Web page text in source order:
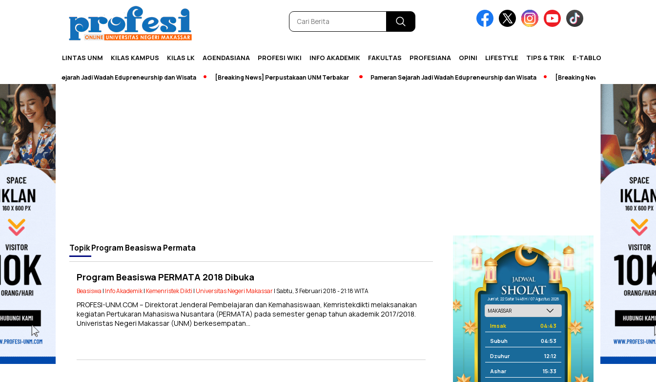
LINTAS UNM KILAS KAMPUS KILAS LK AGENDASIANA PROFESI WIKI INFO AKADEMIK FAKULTAS PROFESIANA OPINI LIFESTYLE TIPS & TRIK E-TABLOID
Pameran Sejarah Jadi Wadah Edupreneurship dan Wisata [Breaking News] Perpustakaan UNM Terbakar Pameran Sejarah Jadi Wadah Edupreneurship dan Wisata [Breaking News] Perpustakaan UNM
TopikProgram Beasiswa Permata
Program Beasiswa PERMATA 2018 Dibuka
Beasiswa | Info Akademik| Kemenristek Dikti | Universitas Negeri Makassar| Sabtu, 3 Februari 2018 - 21:18 WITA
PROFESI-UNM.COM – Direktorat Jenderal Pembelajaran dan Kemahasiswaan, Kemristekdikti melaksanakan
kegiatan Pertukaran Mahasiswa Nusantara (PERMATA) pada semester genap tahun akademik 2017/2018.
Univeristas Negeri Makassar (UNM) berkesempatan…
Jum'at, 22 Safar 1448 H / 07 Agustus 2026
Imsak 04:43
Subuh 04:53
Dzuhur 12:12
Ashar 15:33